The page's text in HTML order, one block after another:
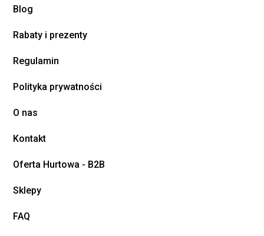
Blog
Rabaty i prezenty
Regulamin
Polityka prywatności
O nas
Kontakt
Oferta Hurtowa - B2B
Sklepy
FAQ